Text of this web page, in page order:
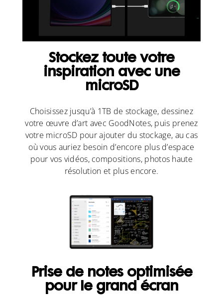
Stockez toute votre
inspiration avec une
microSD
Choisissez jusqu’à 1TB de stockage, dessinez
votre œuvre d’art avec GoodNotes, puis prenez
votre microSD pour ajouter du stockage, au cas
où vous auriez besoin d’encore plus d’espace
pour vos vidéos, compositions, photos haute
résolution et plus encore.
Prise de notes optimisée
pour le grand écran